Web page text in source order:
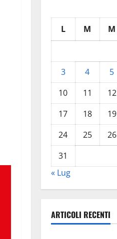
L M M
3
4 5
10
11 12
17
18 19
24
25 26
31
« Lug
ARTICOLI RECENTI